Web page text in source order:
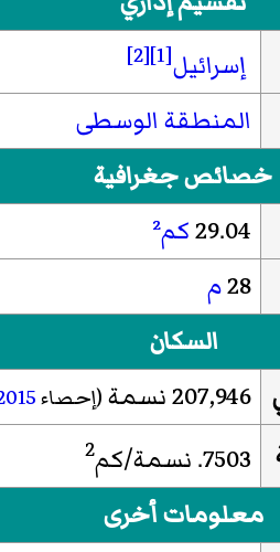
إسرائيل[1]
[2]
المنطقة الوسطى
خصائص جغرافية
29.04كم²
28م
السكان
207,946 نسمة (إحصاء
7503. نسمة/كم 2
معلومات أخرى